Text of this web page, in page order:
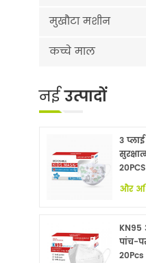
मुखौटा मशीन
कच्चे माल
नईउत्पादों
3
20PCS
और
KN95
पांच-
20Pcs